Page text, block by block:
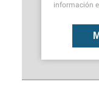
información